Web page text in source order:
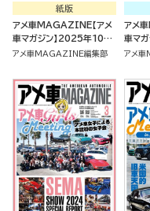
紙版
アメ車MAGAZINE【アメ
車マガジン】2025年10月
号 [雑誌]
アメ車MAGAZINE編集部
アメ
車マ
[雑誌]
アメ